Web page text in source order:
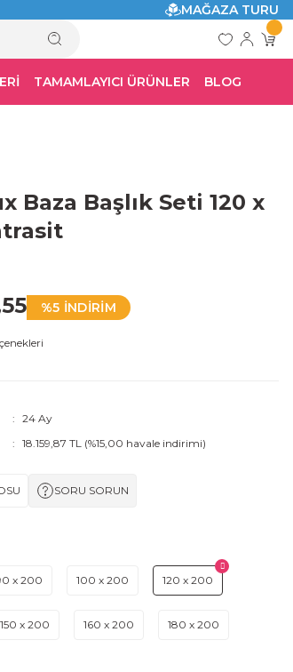
MAĞAZA TURU
TAMAMLAYICI ÜRÜNLER BLOG
Baza Başlık Seti 120 x
%5 İNDİRİM
24 Ay
18.159,87 TL (%15,00 havale indirimi)
SORU SORUN
x 200 100 x 200 120 x 200
150 x 200 160 x 200 180 x 200